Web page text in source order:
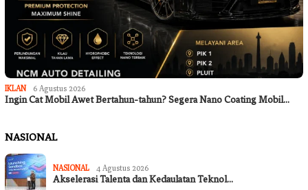
IKLAN 6 Agustus 2026
Ingin Cat Mobil Awet Bertahun-tahun? Segera Nano Coating Mobil…
NASIONAL
NASIONAL 4 Agustus 2026
Akselerasi Talenta dan Kedaulatan Teknol…